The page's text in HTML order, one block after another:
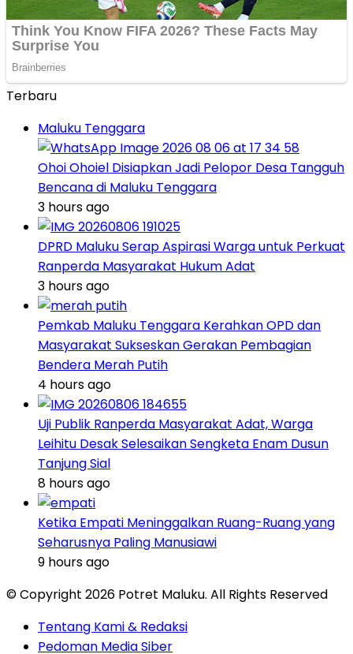
Terbaru
Maluku Tenggara
Ohoi Ohoiel Disiapkan Jadi Pelopor Desa Tangguh
Bencana di Maluku Tenggara
3 hours ago
DPRD Maluku Serap Aspirasi Warga untuk Perkuat
Ranperda Masyarakat Hukum Adat
3 hours ago
Pemkab Maluku Tenggara Kerahkan OPD dan
Masyarakat Sukseskan Gerakan Pembagian
Bendera Merah Putih
4 hours ago
Uji Publik Ranperda Masyarakat Adat, Warga
Leihitu Desak Selesaikan Sengketa Enam Dusun
Tanjung Sial
8 hours ago
Ketika Empati Meninggalkan Ruang-Ruang yang
Seharusnya Paling Manusiawi
9 hours ago
© Copyright 2026 Potret Maluku. All Rights Reserved
Tentang Kami & Redaksi
Pedoman Media Siber